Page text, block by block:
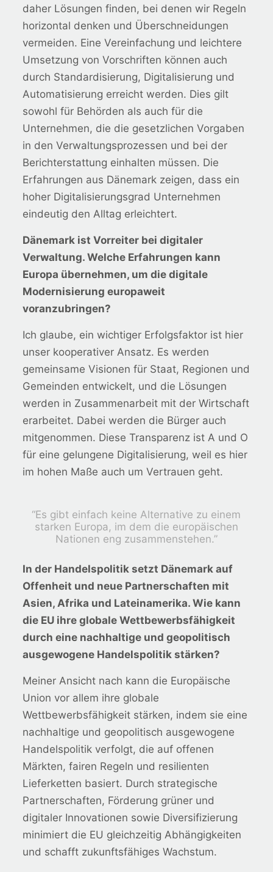
daher Lösungen finden, bei denen wir Regeln
horizontal denken und Überschneidungen
vermeiden. Eine Vereinfachung und leichtere
Umsetzung von Vorschriften können auch
durch Standardisierung, Digitalisierung und
Automatisierung erreicht werden. Dies gilt
sowohl für Behörden als auch für die
Unternehmen, die die gesetzlichen Vorgaben
in den Verwaltungsprozessen und bei der
Berichterstattung einhalten müssen. Die
Erfahrungen aus Dänemark zeigen, dass ein
hoher Digitalisierungsgrad Unternehmen
eindeutig den Alltag erleichtert.
Dänemark ist Vorreiter bei digitaler
Verwaltung. Welche Erfahrungen kann
Europa übernehmen, um die digitale
Modernisierung europaweit
voranzubringen?
Ich glaube, ein wichtiger Erfolgsfaktor ist hier
unser kooperativer Ansatz. Es werden
gemeinsame Visionen für Staat, Regionen und
Gemeinden entwickelt, und die Lösungen
werden in Zusammenarbeit mit der Wirtschaft
erarbeitet. Dabei werden die Bürger auch
mitgenommen. Diese Transparenz ist A und O
für eine gelungene Digitalisierung, weil es hier
im hohen Maße auch um Vertrauen geht.
“Es gibt einfach keine Alternative zu einem
starken Europa, im dem die europäischen
Nationen eng zusammenstehen.”
In der Handelspolitik setzt Dänemark auf
Offenheit und neue Partnerschaften mit
Asien, Afrika und Lateinamerika. Wie kann
die EU ihre globale Wettbewerbsfähigkeit
durch eine nachhaltige und geopolitisch
ausgewogene Handelspolitik stärken?
Meiner Ansicht nach kann die Europäische
Union vor allem ihre globale
Wettbewerbsfähigkeit stärken, indem sie eine
nachhaltige und geopolitisch ausgewogene
Handelspolitik verfolgt, die auf offenen
Märkten, fairen Regeln und resilienten
Lieferketten basiert. Durch strategische
Partnerschaften, Förderung grüner und
digitaler Innovationen sowie Diversifizierung
minimiert die EU gleichzeitig Abhängigkeiten
und schafft zukunftsfähiges Wachstum.